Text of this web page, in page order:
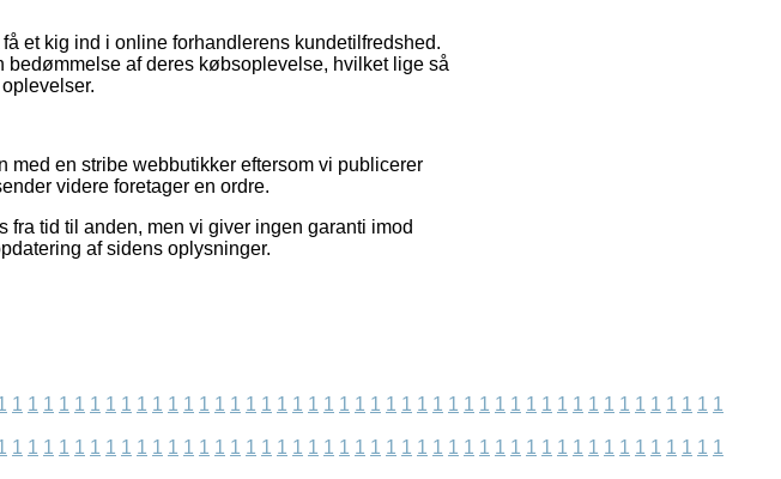
et kig ind i online forhandlerens kundetilfredshed.
bedømmelse af deres købsoplevelse, hvilket lige så
en stribe webbutikker eftersom vi publicerer
videre foretager en ordre.
tid til anden, men vi giver ingen garanti imod
af sidens oplysninger.
1 1 1 1 1 1 1 1 1 1 1 1 1 1 1 1 1 1 1 1 1 1 1 1 1 1 1 1 1 1 1 1 1 1 1 1 1 1 1 1 1 1 1 1 1 1
1 1 1 1 1 1 1 1 1 1 1 1 1 1 1 1 1 1 1 1 1 1 1 1 1 1 1 1 1 1 1 1 1 1 1 1 1 1 1 1 1 1 1 1 1 1